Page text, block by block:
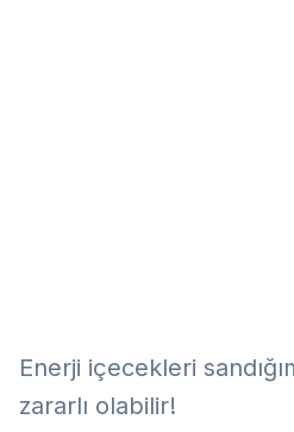
Enerji içecekleri
zararlı olabilir!